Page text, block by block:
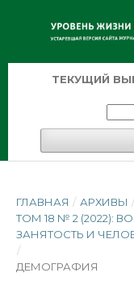
ТЕКУЩИЙ
ГЛАВНАЯ / АРХИВЫ /
ТОМ 18 № 2 (2022):
ЗАНЯТОСТЬ И
/
ДЕМОГРАФИЯ